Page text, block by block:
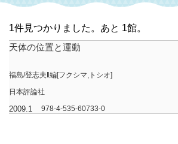
1件見つかりました。あと 1館。
天体の位置と運動
福島/登志夫‖編[フクシマ,トシオ]
日本評論社
2009.1 978-4-535-60733-0